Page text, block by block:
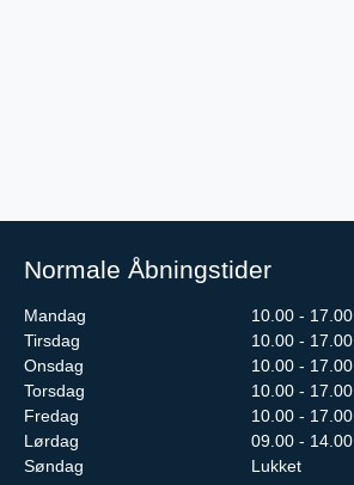
Normale Åbningstider
Mandag
10.00 - 17.00
Tirsdag
10.00 - 17.00
Onsdag
10.00 - 17.00
Torsdag
10.00 - 17.00
Fredag
10.00 - 17.00
Lørdag
09.00 - 14.00
Søndag
Lukket